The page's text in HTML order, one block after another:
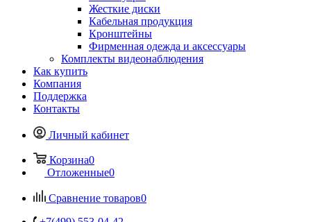
Жесткие диски
Кабельная продукция
Кронштейны
Фирменная одежда и аксессуары
Комплекты видеонаблюдения
Как купить
Компания
Поддержка
Контакты
Личный кабинет
Корзина0
Отложенные0
Сравнение товаров0